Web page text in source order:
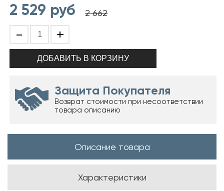
2 529 руб 2 662
- +
Защита Покупателя
Возврат стоимости при несоответствии
товара описанию
Описание товара
Характеристики